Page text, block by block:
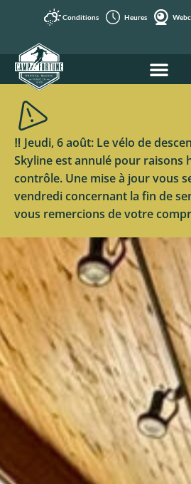
Conditions Heures
‼️ Jeudi, 6 août: Le vélo de
Skyline est annulé pour raisons
contrôle. Une mise à jour vous
vendredi concernant la fin de
vous remercions de votre